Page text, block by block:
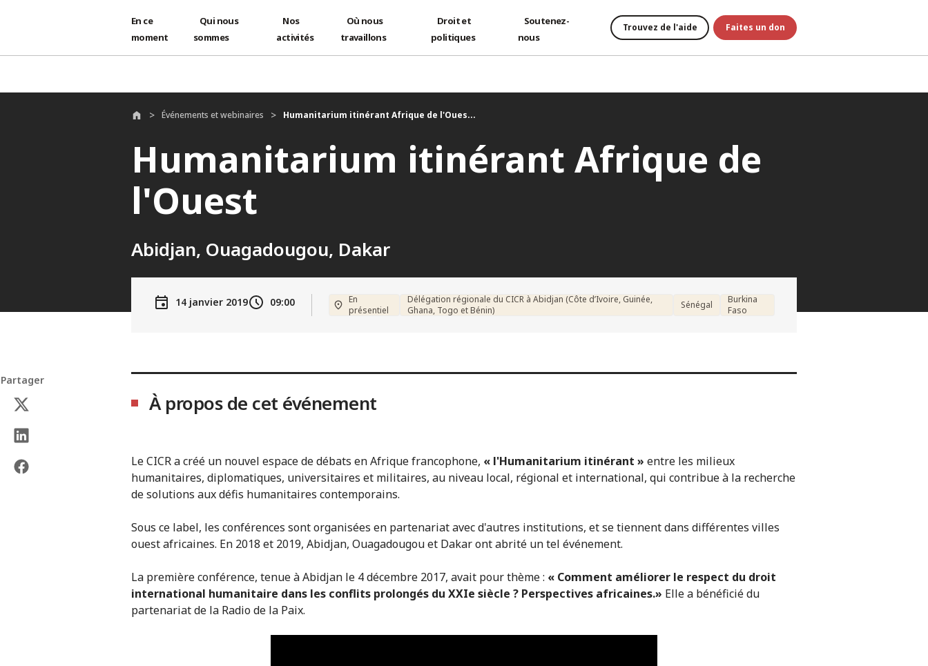
En ce
moment
Qui nous
sommes
Nos
activités
Où nous
travaillons
Droit et
politiques
Soutenez-
nous
Trouvez de l'aide Faites un don
Événements et webinaires Humanitarium itinérant Afrique de l'Oues...
Humanitarium itinérant Afrique de
l'Ouest
Abidjan, Ouagadougou, Dakar
14 janvier 2019 09:00
En
présentiel
Délégation régionale du CICR à Abidjan (Côte d’Ivoire, Guinée,
Ghana, Togo et Bénin)
Sénégal
Burkina
Faso
À propos de cet événement
Le CICR a créé un nouvel espace de débats en Afrique francophone, « l'Humanitarium itinérant » entre les milieux
humanitaires, diplomatiques, universitaires et militaires, au niveau local, régional et international, qui contribue à la recherche
de solutions aux défis humanitaires contemporains.
Sous ce label, les conférences sont organisées en partenariat avec d'autres institutions, et se tiennent dans différentes villes
ouest africaines. En 2018 et 2019, Abidjan, Ouagadougou et Dakar ont abrité un tel événement.
La première conférence, tenue à Abidjan le 4 décembre 2017, avait pour thème : « Comment améliorer le respect du droit
international humanitaire dans les conflits prolongés du XXIe siècle ? Perspectives africaines.» Elle a bénéficié du
partenariat de la Radio de la Paix.
Partager